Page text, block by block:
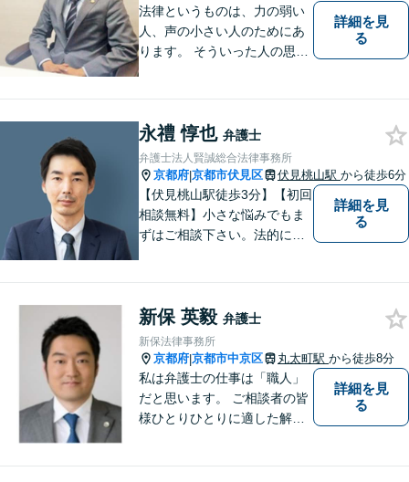
法律というものは、力の弱い
人、声の小さい人のためにあ
ります。 そういった人の思い
目指します。
詳細を見
る
永禮 惇也 弁護士
弁護士法人賢誠総合法律事務所
京都府|京都市伏見区 伏見桃山駅 から徒歩6分
【伏見桃山駅徒歩3分】【初回
相談無料】小さな悩みでもま
ずはご相談下さい。法的に無
／相続／企業法務など幅広く
対応可能。【休日・夜間対応
可】
詳細を見
る
新保 英毅 弁護士
新保法律事務所
京都府|京都市中京区 丸太町駅 から徒歩8分
私は弁護士の仕事は「職人」
だと思います。 ご相談者の皆
様ひとりひとりに適した解決
詳細を見
る